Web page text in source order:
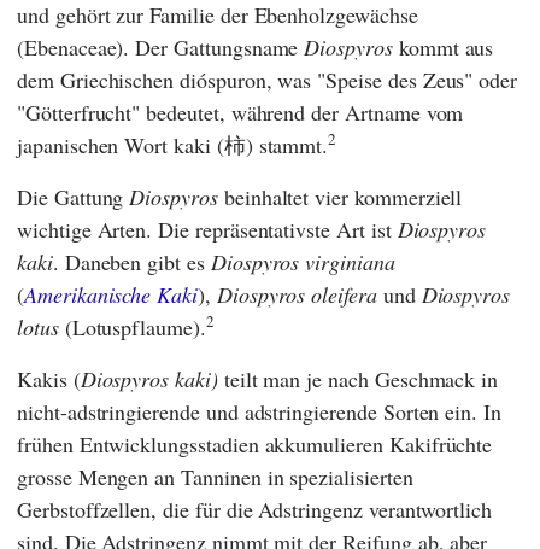
und gehört zur Familie der Ebenholzgewächse
(Ebenaceae). Der GattungsnameDiospyroskommt aus
dem Griechischen dióspuron, was "Speise des Zeus" oder
"Götterfrucht" bedeutet, während der Artname vom
japanischen Wort kaki (柿) stammt.2
Die GattungDiospyros beinhaltet vier kommerziell
wichtige Arten. Die repräsentativste Art ist Diospyros
kaki. Daneben gibt es Diospyros virginiana
(Amerikanische Kaki), Diospyros oleiferaund Diospyros
lotus(Lotuspflaume).2
Kakis (Diospyros kaki) teilt man je nach Geschmack in
nicht-adstringierende und adstringierende Sorten ein. In
frühen Entwicklungsstadien akkumulieren Kakifrüchte
grosse Mengen an Tanninen in spezialisierten
Gerbstoffzellen, die für die Adstringenz verantwortlich
sind. Die Adstringenz nimmt mit der Reifung ab, aber